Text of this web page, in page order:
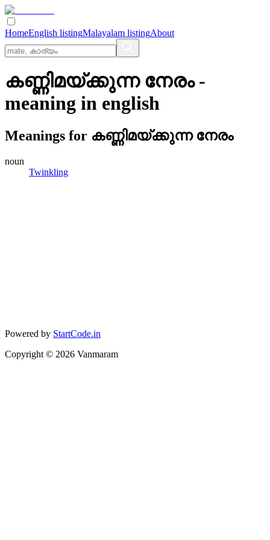
HomeEnglish listingMalayalam listingAbout
കണ്ണിമയ്‌ക്കുന്ന നേരം-
meaning in english
Meanings for കണ്ണിമയ്‌ക്കുന്ന നേരം
noun
Twinkling
Powered by StartCode.in
Copyright © 2026 Vanmaram